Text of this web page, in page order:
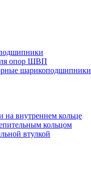
опор ШВП
шарикоподшипники
внутреннем кольце
кольцом
втулкой